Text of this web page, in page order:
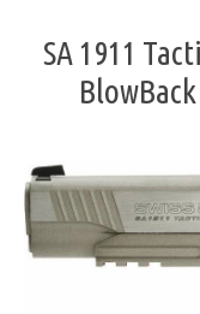
SA 1911